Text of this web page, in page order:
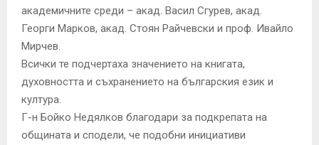
академичните среди – акад. Васил Сгурев, акад.
Георги Марков, акад. Стоян Райчевски и проф. Ивайло
Мирчев.
Всички те подчертаха значението на книгата,
духовността и съхранението на българския език и
култура.
Г-н Бойко Недялков благодари за подкрепата на
общината и сподели, че подобни инициативи